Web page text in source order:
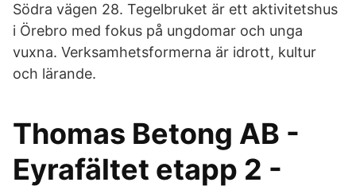
Södra vägen 28. Tegelbruket är ett aktivitetshus
i Örebro med fokus på ungdomar och unga
vuxna. Verksamhetsformerna är idrott, kultur
och lärande.
Thomas Betong AB -
Eyrafältet etapp 2 -